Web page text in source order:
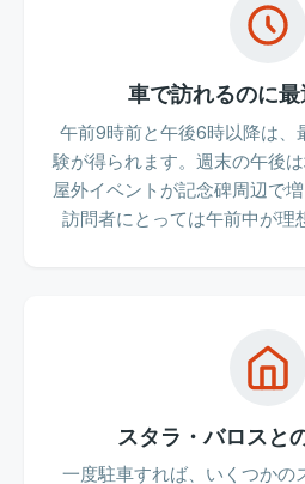
車で訪れるのに
午前9時前と午後6時以降は、
験が得られます。週末の午後
屋外イベントが記念碑周辺で
訪問者にとっては午前中が理
スタラ・バロスと
一度駐車すれば、いくつかの